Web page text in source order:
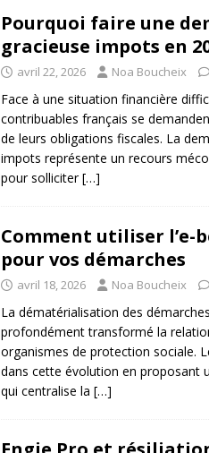
Pourquoi faire une
gracieuse impots en
avril 22, 2026 Noa Boucheix
Face à une situation financière
contribuables français se
de leurs obligations fiscales. La
impots représente un recours
pour solliciter[…]
Comment utiliser l’e-
pour vos démarches
avril 18, 2026 Noa Boucheix
La dématérialisation des
profondément transformé la
organismes de protection sociale.
dans cette évolution en proposant
qui centralise la […]